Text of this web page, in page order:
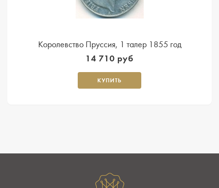
Королевство Пруссия, 1 талер 1855 год
14 710 руб
КУПИТЬ